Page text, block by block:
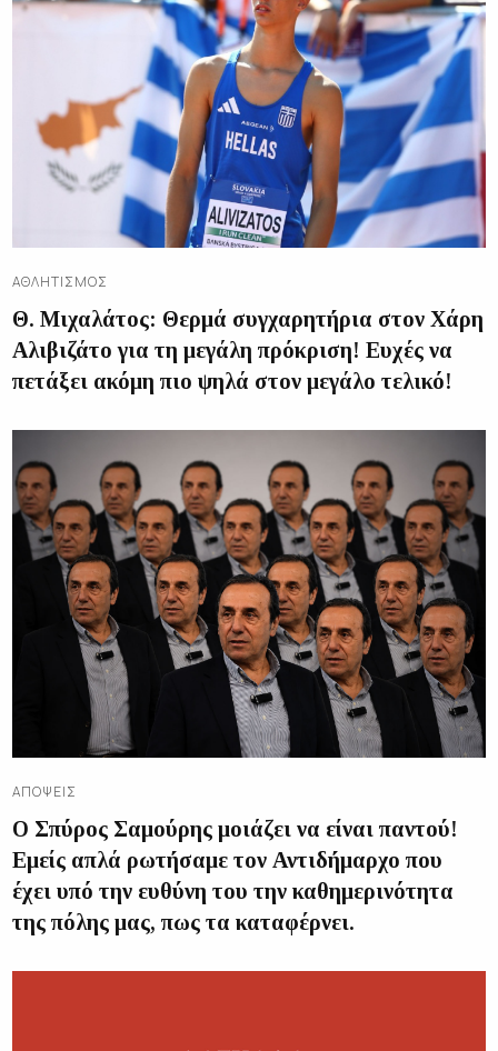
ΑΘΛΗΤΙΣΜΌΣ
Θ. Μιχαλάτος: Θερμά συγχαρητήρια στον Χάρη
Αλιβιζάτο για τη μεγάλη πρόκριση! Ευχές να
πετάξει ακόμη πιο ψηλά στον μεγάλο τελικό!
ΑΠΌΨΕΙΣ
Ο Σπύρος Σαμούρης μοιάζει να είναι παντού!
Εμείς απλά ρωτήσαμε τον Αντιδήμαρχο που
έχει υπό την ευθύνη του την καθημερινότητα
της πόλης μας, πως τα καταφέρνει.